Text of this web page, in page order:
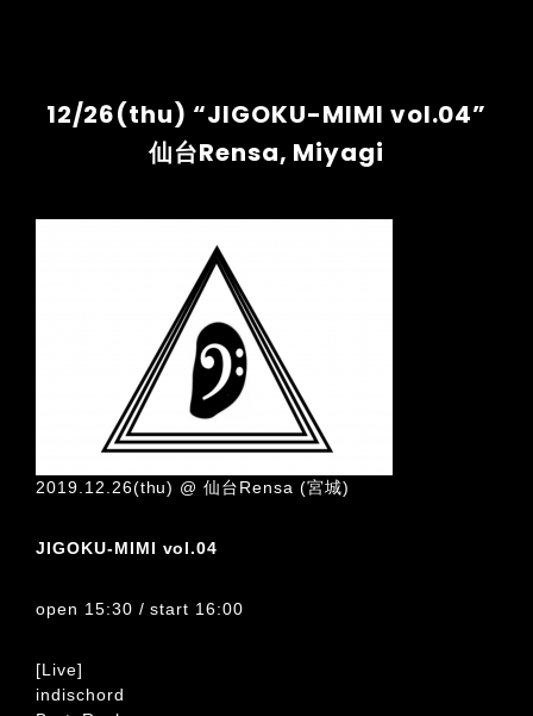
12/26(thu) “JIGOKU-MIMI vol.04”
仙台Rensa, Miyagi
2019.12.26(thu) @ 仙台Rensa (宮城)
JIGOKU-MIMI vol.04
open 15:30 / start 16:00
[Live]
indischord